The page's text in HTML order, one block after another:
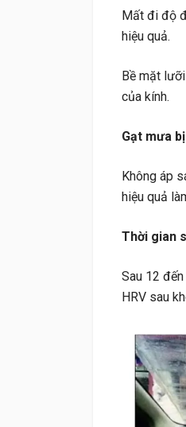
Mất đi độ
hiệu quả.
Bề mặt
của kính.
Gạt mưa
Không áp
hiệu quả
Thời gian
Sau 12
HRV sau